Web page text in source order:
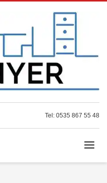
Tel: 0535 867 55 48